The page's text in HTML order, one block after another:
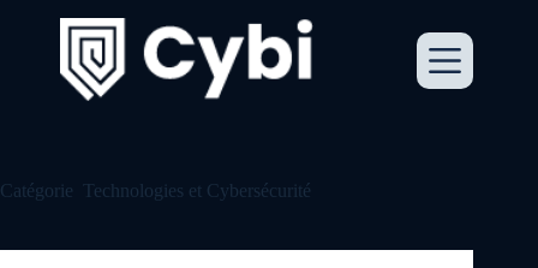
Catégorie Technologies et Cybersécurité